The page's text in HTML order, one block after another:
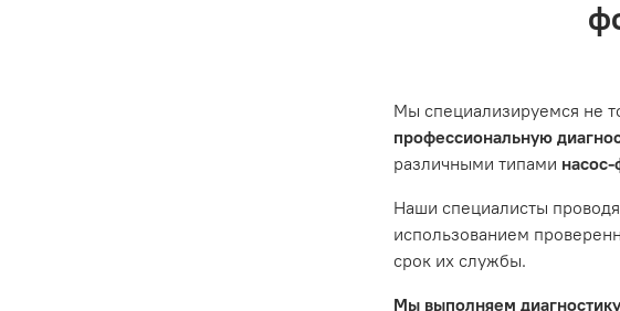
Наш сервисный центр
эксплуатации
Гарантия не
Истек гарантийный срок.
Товар является
диски сцепления, свечи
Неисправности вызваны
Мы специализируемся не
профессиональную
различными типами
Наши специалисты
использованием
срок их службы.
Мы выполняем